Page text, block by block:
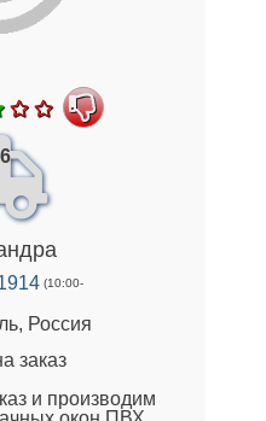
(10:00-
Россия
заказ
и производим